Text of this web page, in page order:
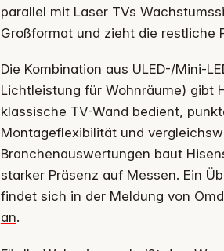
parallel mit Laser TVs
Großformat und zieht die restliche
Die Kombination aus ULED-/Mini-
Lichtleistung für Wohnräume) gibt
klassische TV-Wand bedient,
Montageflexibilität und
Branchenauswertungen baut
starker Präsenz auf Messen. Ein
findet sich in der Meldung von
an.